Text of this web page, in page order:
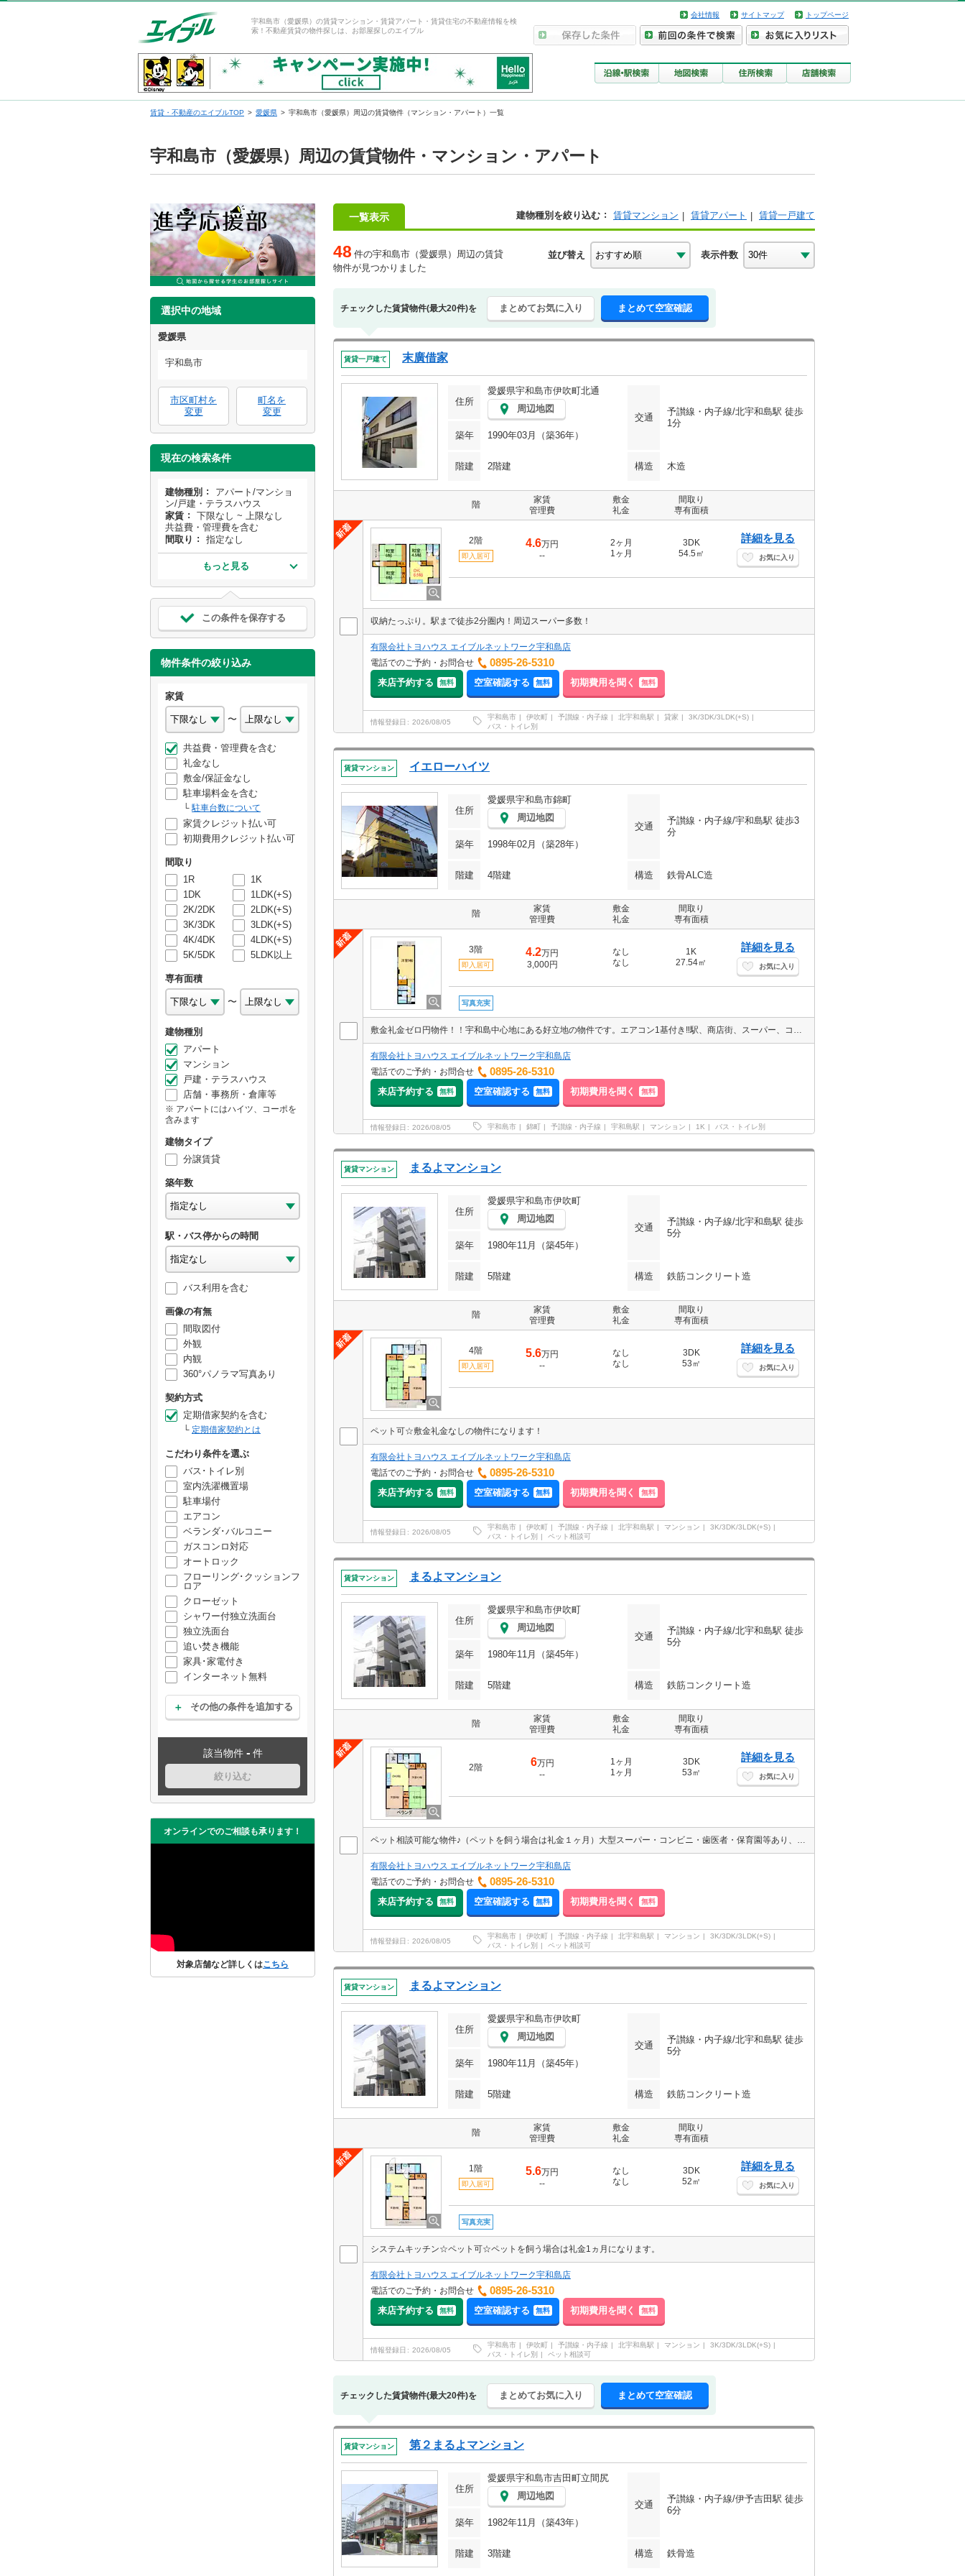
宇和島市（愛媛県）の賃貸マンション・賃貸アパート・賃貸住宅の不動産情報を検
索！不動産賃貸の物件探しは、お部屋探しのエイブル
会社情報 サイトマップ トップページ
賃貸・不動産のエイブルTOP 愛媛県 宇和島市（愛媛県）周辺の賃貸物件（マンション・アパート）一覧
宇和島市（愛媛県）周辺の賃貸物件・マンション・アパート
選択中の地域
愛媛県
宇和島市
市区町村を
変更
町名を
変更
現在の検索条件
建物種別
アパート/マンショ
ン/戸建・テラスハウス
家賃
下限なし ~ 上限なし
共益費・管理費を含む
間取り
指定なし
もっと見る
この条件を保存する
物件条件の絞り込み
家賃
〜
共益費・管理費を含む
礼金なし
敷金/保証金なし
駐車場料金を含む
駐車台数について
家賃クレジット払い可
初期費用クレジット払い可
間取り
1R
1K
1DK
1LDK(+S)
2K/2DK
2LDK(+S)
3K/3DK
3LDK(+S)
4K/4DK
4LDK(+S)
5K/5DK
5LDK以上
専有面積
〜
建物種別
アパート
マンション
戸建・テラスハウス
店舗・事務所・倉庫等
アパートにはハイツ、コーポを
含みます
建物タイプ
分譲賃貸
築年数
駅・バス停からの時間
バス利用を含む
画像の有無
間取図付
外観
内観
360°パノラマ写真あり
契約方式
定期借家契約を含む
定期借家契約とは
こだわり条件を選ぶ
バス･トイレ別
室内洗濯機置場
駐車場付
エアコン
ベランダ･バルコニー
ガスコンロ対応
オートロック
フローリング･クッションフ
ロア
クローゼット
シャワー付独立洗面台
独立洗面台
追い焚き機能
家具･家電付き
インターネット無料
その他の条件を追加する
該当物件 - 件
絞り込む
オンラインでのご相談も承ります！
対象店舗など詳しくはこちら
一覧表示 建物種別を絞り込む 賃貸マンション 賃貸アパート 賃貸一戸建て
48 件の宇和島市（愛媛県）周辺の賃貸
物件が見つかりました
並び替え 表示件数
チェックした賃貸物件(最大20件)を まとめてお気に入り まとめて空室確認
賃貸一戸建て 末廣借家
住所
愛媛県宇和島市伊吹町北通
周辺地図
交通
予讃線・内子線/北宇和島駅 徒歩
1分
築年
1990年03月（築36年）
階建 2階建 構造 木造
階
家賃
管理費
敷金
礼金
間取り
専有面積
2階
即入居可
4.6万円
--
2ヶ月
1ヶ月
3DK
54.5㎡
詳細を見る
お気に入り
収納たっぷり。駅まで徒歩2分圏内！周辺スーパー多数！
有限会社トヨハウス エイブルネットワーク宇和島店
電話でのご予約・お問合せ
0895-26-5310
来店予約する 無料 空室確認する 無料 初期費用を聞く 無料
情報登録日 2026/08/05
宇和島市 伊吹町 予讃線・内子線 北宇和島駅 貸家
3K/3DK/3LDK(+S)
バス・トイレ別
賃貸マンション イエローハイツ
住所
愛媛県宇和島市錦町
周辺地図
交通
予讃線・内子線/宇和島駅 徒歩3
分
築年
1998年02月（築28年）
階建 4階建 構造 鉄骨ALC造
階
家賃
管理費
敷金
礼金
間取り
専有面積
3階
即入居可
4.2万円
3,000円
なし
なし
1K
27.54㎡
詳細を見る
お気に入り
写真充実
敷金礼金ゼロ円物件！！宇和島中心地にある好立地の物件です。エアコン1基付き‼駅、商店街、スーパー、コンビニがすぐ近くにあります(^^♪2015年1月内装リフォーム済み。
有限会社トヨハウス エイブルネットワーク宇和島店
電話でのご予約・お問合せ
0895-26-5310
来店予約する 無料 空室確認する 無料 初期費用を聞く 無料
情報登録日 2026/08/05 宇和島市 錦町 予讃線・内子線 宇和島駅 マンション 1K バス・トイレ別
賃貸マンション まるよマンション
住所
愛媛県宇和島市伊吹町
周辺地図
交通
予讃線・内子線/北宇和島駅 徒歩
5分
築年
1980年11月（築45年）
階建 5階建 構造 鉄筋コンクリート造
階
家賃
管理費
敷金
礼金
間取り
専有面積
4階
即入居可
5.6万円
--
なし
なし
3DK
53㎡
詳細を見る
お気に入り
ペット可☆敷金礼金なしの物件になります！
有限会社トヨハウス エイブルネットワーク宇和島店
電話でのご予約・お問合せ
0895-26-5310
来店予約する 無料 空室確認する 無料 初期費用を聞く 無料
情報登録日 2026/08/05
宇和島市 伊吹町 予讃線・内子線 北宇和島駅 マンション
3K/3DK/3LDK(+S)
バス・トイレ別
ペット相談可
賃貸マンション まるよマンション
住所
愛媛県宇和島市伊吹町
周辺地図
交通
予讃線・内子線/北宇和島駅 徒歩
5分
築年
1980年11月（築45年）
階建 5階建 構造 鉄筋コンクリート造
階
家賃
管理費
敷金
礼金
間取り
専有面積
2階 6万円
--
1ヶ月
1ヶ月
3DK
53㎡
詳細を見る
お気に入り
ペット相談可能な物件♪（ペットを飼う場合は礼金１ヶ月）大型スーパー・コンビニ・歯医者・保育園等あり、近隣施設が充実しています☆
有限会社トヨハウス エイブルネットワーク宇和島店
電話でのご予約・お問合せ
0895-26-5310
来店予約する 無料 空室確認する 無料 初期費用を聞く 無料
情報登録日 2026/08/05
宇和島市 伊吹町 予讃線・内子線 北宇和島駅 マンション
3K/3DK/3LDK(+S)
バス・トイレ別
ペット相談可
賃貸マンション まるよマンション
住所
愛媛県宇和島市伊吹町
周辺地図
交通
予讃線・内子線/北宇和島駅 徒歩
5分
築年
1980年11月（築45年）
階建 5階建 構造 鉄筋コンクリート造
階
家賃
管理費
敷金
礼金
間取り
専有面積
1階
即入居可
5.6万円
--
なし
なし
3DK
52㎡
詳細を見る
お気に入り
写真充実
システムキッチン☆ペット可☆ペットを飼う場合は礼金1ヵ月になります。
有限会社トヨハウス エイブルネットワーク宇和島店
電話でのご予約・お問合せ
0895-26-5310
来店予約する 無料 空室確認する 無料 初期費用を聞く 無料
情報登録日 2026/08/05
宇和島市 伊吹町 予讃線・内子線 北宇和島駅 マンション
3K/3DK/3LDK(+S)
バス・トイレ別
ペット相談可
チェックした賃貸物件(最大20件)を まとめてお気に入り まとめて空室確認
賃貸マンション 第２まるよマンション
住所
愛媛県宇和島市吉田町立間尻
周辺地図
交通
予讃線・内子線/伊予吉田駅 徒歩
6分
築年
1982年11月（築43年）
階建 3階建 構造 鉄骨造